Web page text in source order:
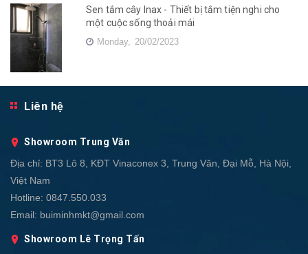
Sen tắm cây Inax - Thiết bị tắm tiện nghi cho
một cuộc sống thoải mái
Monday, 20/02/2023
Liên hệ
Showroom Trung Văn
Địa chỉ: BT3 Lô 8, KĐT Vinaconex 3, Trung Văn, Đại Mỗ, Hà Nội,
Việt Nam
Hotline: 0847.550.033
Email: buiminhmkt@gmail.com
Showroom Lê Trọng Tấn